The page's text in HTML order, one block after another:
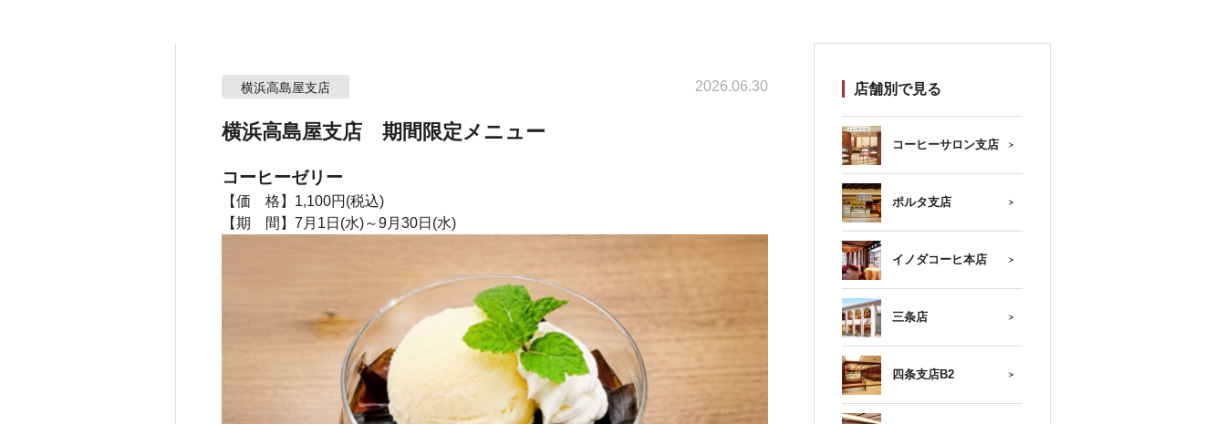
横浜高島屋支店 2026.06.30
横浜高島屋支店 期間限定メニュー
コーヒーゼリー
【価 格】1,100円(税込)
【期 間】7月1日(水)～9月30日(水)
店舗別で見る
コーヒーサロン支店
ポルタ支店
イノダコーヒ本店
三条店
四条支店B2